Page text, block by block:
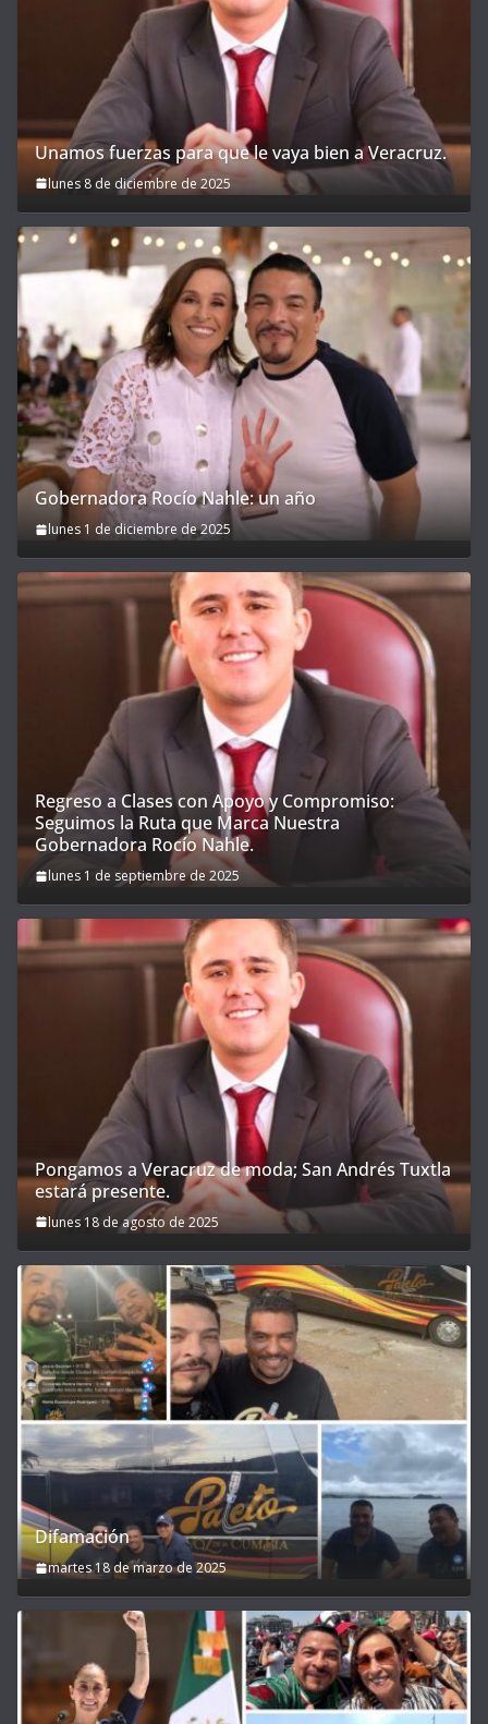
Unamos fuerzas para que le vaya bien a Veracruz.
lunes 8 de diciembre de 2025
Gobernadora Rocío Nahle: un año
lunes 1 de diciembre de 2025
Regreso a Clases con Apoyo y Compromiso:
Seguimos la Ruta que Marca Nuestra
Gobernadora Rocío Nahle.
lunes 1 de septiembre de 2025
Pongamos a Veracruz de moda; San Andrés Tuxtla
estará presente.
lunes 18 de agosto de 2025
Difamación
martes 18 de marzo de 2025